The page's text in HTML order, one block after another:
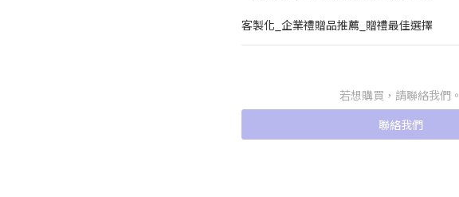
客製化_企業禮贈品推薦_贈禮最佳選擇
若想購買，請聯絡我們。
聯絡我們